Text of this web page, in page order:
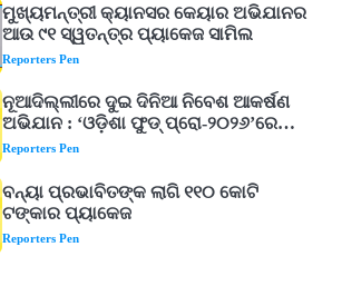
ନୂଆଦିଲ୍ଲୀରେ ଦୁଇ ଦିନିଆ ନିବେଶ ଆକର୍ଷଣ
ଅଭିଯାନ : ‘ଓଡ଼ିଶା ଫୁଡ୍ ପ୍ରୋ-୨୦୨୬’ରେ
ଖାଦ୍ୟ ପ୍ରକ୍ରିୟାକରଣ କ୍ଷେତ୍ରକୁ ମିଳିବ
Reporters Pen
ବନ୍ୟା ପ୍ରଭାବିତଙ୍କ ଲାଗି ୧୧୦ କୋଟି
ଟଙ୍କାର ପ୍ୟାକେଜ
Reporters Pen
ଆସାମରେ ଭୟଙ୍କର ବନ୍ୟା ମୃତ୍ୟୁ ସଂଖ୍ୟା
୮୯କୁ ବୃଦ୍ଧି
Reporters Pen